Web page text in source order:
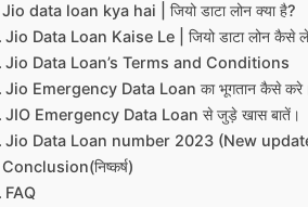
Jio data loan kya hai | जियो डाटा लोन क्या है?
Jio Data Loan Kaise Le | जियो डाटा लोन कैसे
Jio Data Loan’s Terms and Conditions
Jio Emergency Data Loan का भूगतान कैसे
JIO Emergency Data Loan से जुड़े खास बातें।
Jio Data Loan number 2023 (New
Conclusion(निष्कर्ष)
FAQ